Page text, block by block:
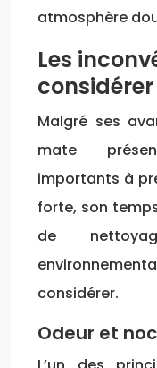
atmosphère
Les
considérer
Malgré ses
mate
importants à
forte, son
de
considérer.
Odeur et